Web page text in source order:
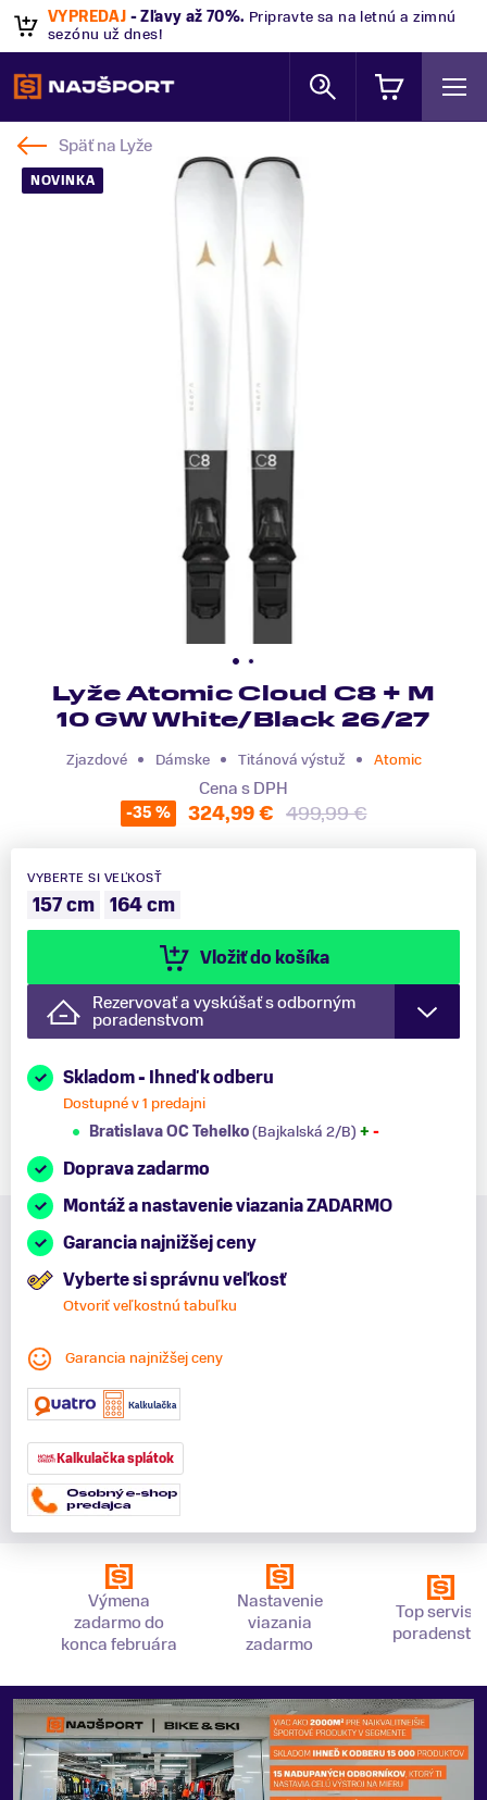
VÝPREDAJ - Zľavy až 70%. Pripravte sa na letnú a zimnú
sezónu už dnes!
Späť na Lyže
NOVINKA
Lyže Atomic Cloud C8 + M
10 GW White/Black 26/27
Zjazdové Dámske Titánová výstuž Atomic
Cena s DPH
-35 % 324,99 € 499,99 €
VYBERTE SI VEĽKOSŤ
157 cm 164 cm
Vložiť do košíka
Rezervovať a vyskúšať s odborným
poradenstvom
Skladom - Ihneď k odberu
Dostupné v 1 predajni
Bratislava OC Tehelko(Bajkalská 2/B) + -
Doprava zadarmo
Montáž a nastavenie viazania ZADARMO
Garancia najnižšej ceny
Vyberte si správnu veľkosť
Otvoriť veľkostnú tabuľku
Garancia najnižšej ceny
Kalkulačka splátok
Výmena
zadarmo do
konca februára
Nastavenie
viazania
zadarmo
Top servis a